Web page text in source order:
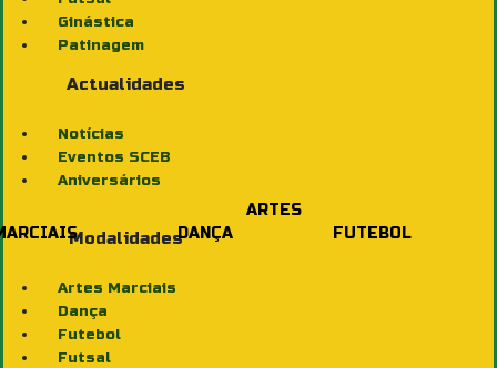
Ginástica
Patinagem
Actualidades
Notícias
Eventos SCEB
Aniversários
ARTES
DANÇA FUTEBOL
Modalidades
Artes Marciais
Dança
Futebol
Futsal